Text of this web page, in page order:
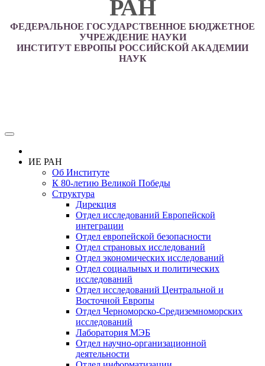
РАН
ФЕДЕРАЛЬНОЕ ГОСУДАРСТВЕННОЕ БЮДЖЕТНОЕ
УЧРЕЖДЕНИЕ НАУКИ
ИНСТИТУТ ЕВРОПЫ РОССИЙСКОЙ АКАДЕМИИ
НАУК
ИЕ РАН
Об Институте
К 80-летию Великой Победы
Структура
Дирекция
Отдел исследований Европейской
интеграции
Отдел европейской безопасности
Отдел страновых исследований
Отдел экономических исследований
Отдел социальных и политических
исследований
Отдел исследований Центральной и
Восточной Европы
Отдел Черноморско-Средиземноморских
исследований
Лаборатория МЭБ
Отдел научно-организационной
деятельности